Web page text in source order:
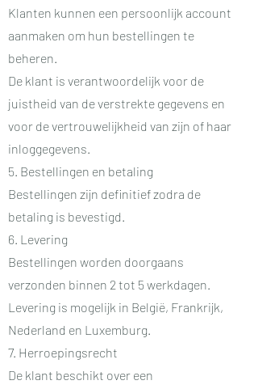
Klanten kunnen een persoonlijk account
aanmaken om hun bestellingen te
beheren.
De klant is verantwoordelijk voor de
juistheid van de verstrekte gegevens en
voor de vertrouwelijkheid van zijn of haar
inloggegevens.
5. Bestellingen en betaling
Bestellingen zijn definitief zodra de
betaling is bevestigd.
6. Levering
Bestellingen worden doorgaans
verzonden binnen 2 tot 5 werkdagen.
Levering is mogelijk in België, Frankrijk,
Nederland en Luxemburg.
7. Herroepingsrecht
De klant beschikt over een